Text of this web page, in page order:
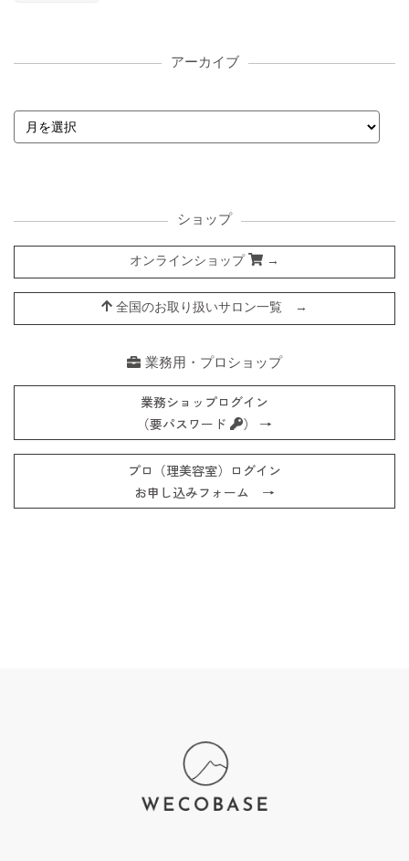
アーカイブ
ショップ
オンラインショップ →
全国のお取り扱いサロン一覧 →
業務用・プロショップ
業務ショップログイン
（要パスワード
） →
プロ（理美容室）ログイン
お申し込みフォーム →